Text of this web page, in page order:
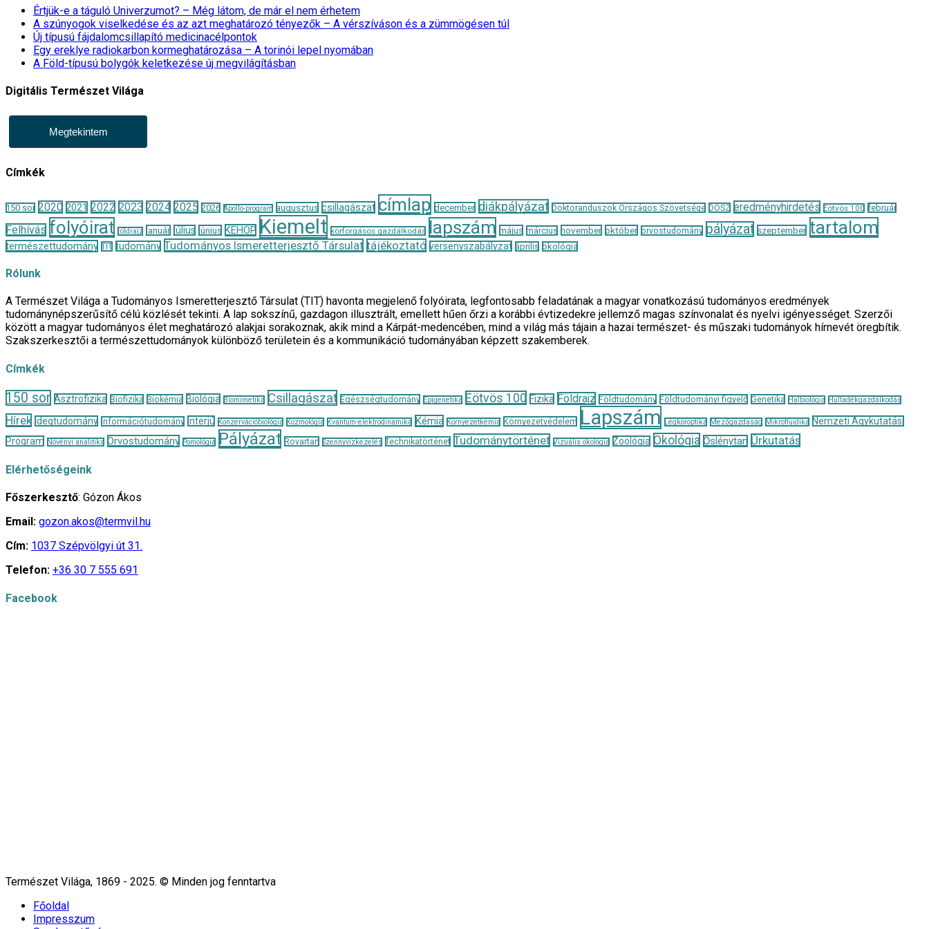
Értjük-e a táguló Univerzumot? – Még látom, de már el nem érhetem
A szúnyogok viselkedése és az azt meghatározó tényezők – A vérszíváson és a zümmögésen túl
Új típusú fájdalomcsillapító medicinacélpontok
Egy ereklye radiokarbon kormeghatározása – A torinói lepel nyomában
A Föld-típusú bolygók keletkezése új megvilágításban
Digitális Természet Világa
Megtekintem
Címkék
150 sor 2020 2021 2022 2023 2024 2025 2026 Apollo-program augusztus csillagászat címlap december diákpályázat Doktoranduszok Országos Szövetsége DOSZ eredményhirdetés Eötvös 100 február
Felhívás folyóirat földrajz január július június KEHOP Kiemelt körforgásos gazdálkodás lapszám május március november október orvostudomány pályázat szeptember tartalom
természettudomány TIT tudomány Tudományos Ismeretterjesztő Társulat tájékoztató versenyszabályzat április ökológia
Rólunk
A Természet Világa a Tudományos Ismeretterjesztő Társulat (TIT) havonta megjelenő folyóirata, legfontosabb feladatának a magyar vonatkozású tudományos eredmények
tudománynépszerűsítő célú közlését tekinti. A lap sokszínű, gazdagon illusztrált, emellett hűen őrzi a korábbi évtizedekre jellemző magas színvonalat és nyelvi igényességet. Szerzői
között a magyar tudományos élet meghatározó alakjai sorakoznak, akik mind a Kárpát-medencében, mind a világ más tájain a hazai természet- és műszaki tudományok hírnevét öregbítik.
Szakszerkesztői a természettudományok különböző területein és a kommunikáció tudományában képzett szakemberek.
Címkék
150 sor Asztrofizika Biofizika Biokémia Biológia Biomimetika Csillagászat Egészségtudomány Epigenetika Eötvös 100 Fizika Földrajz Földtudomány Földtudományi figyelő Genetika Halbiológia Hulladékgazdálkodás
Hírek Idegtudomány Információtudomány Interjú Konzervációbiológia Kozmológia Kvantum-elektrodinamika Kémia Környezetkémia Környezetvédelem Lapszám Légköroptika Mezőgazdaság Mikrofluidika
Nemzeti Agykutatási
Program
Növényi analitika Orvostudomány Pomológia Pályázat Rovartan Szennyvízkezelés Technikatörténet Tudománytörténet Vizuális ökológia Zoológia Ökológia Őslénytan Űrkutatás
Elérhetőségeink
Főszerkesztő: Gózon Ákos
Email: gozon.akos@termvil.hu
Cím: 1037 Szépvölgyi út 31.
Telefon: +36 30 7 555 691
Facebook
Természet Világa, 1869 - 2025. © Minden jog fenntartva
Főoldal
Impresszum